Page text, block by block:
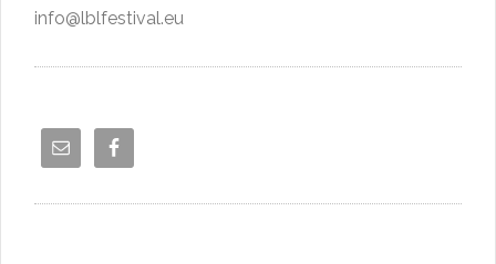
info@lblfestival.eu